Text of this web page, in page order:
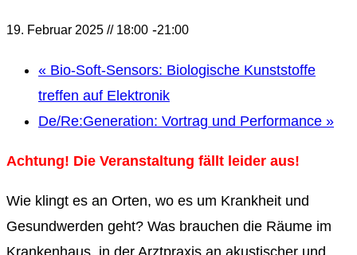
19. Februar 2025 // 18:00 -21:00
« Bio-Soft-Sensors: Biologische Kunststoffe
treffen auf Elektronik
De/Re:Generation: Vortrag und Performance »
Achtung! Die Veranstaltung fällt leider aus!
Wie klingt es an Orten, wo es um Krankheit und
Gesundwerden geht? Was brauchen die Räume im
Krankenhaus, in der Arztpraxis an akustischer und